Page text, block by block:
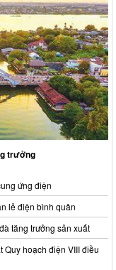
trưởng
ứng điện
lẻ điện bình quân
tăng trưởng sản xuất
Quy hoạch điện VIII điều